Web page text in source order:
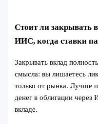
Стоит ли закрывать
ИИС, когда ставки
Закрывать вклад
смысла: вы лишаетесь
только от рынка. Лучше
денег в облигации
вкладе.